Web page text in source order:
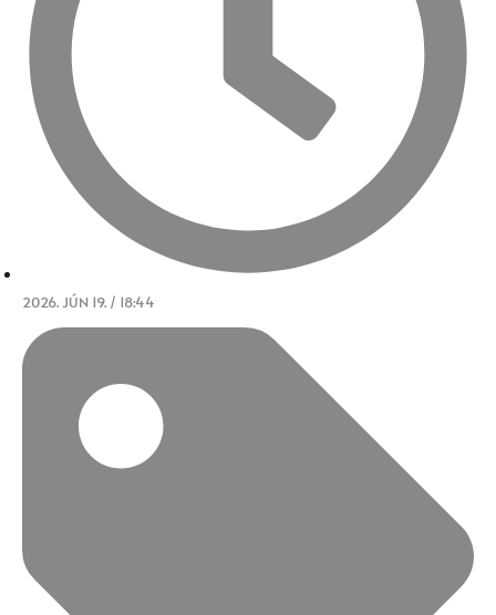
2026. JÚN 19. / 18:44